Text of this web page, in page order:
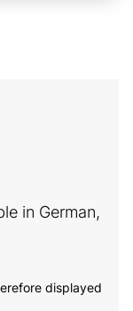
in German,
displayed